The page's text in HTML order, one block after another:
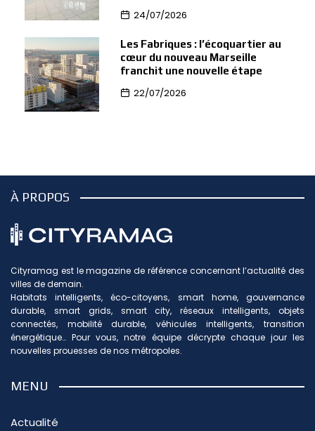
24/07/2026
Les Fabriques : l’écoquartier au
cœur du nouveau Marseille
franchit une nouvelle étape
22/07/2026
À PROPOS
Cityramag est le magazine de référence concernant l’actualité des
villes de demain.
Habitats intelligents, éco-citoyens, smart home, gouvernance
durable, smart grids, smart city, réseaux intelligents, objets
connectés, mobilité durable, véhicules intelligents, transition
énergétique… Pour vous, notre équipe décrypte chaque jour les
nouvelles prouesses de nos métropoles.
MENU
Actualité